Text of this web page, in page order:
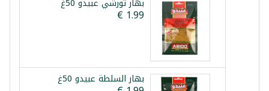
بهار السلطة عبيدو 50غ